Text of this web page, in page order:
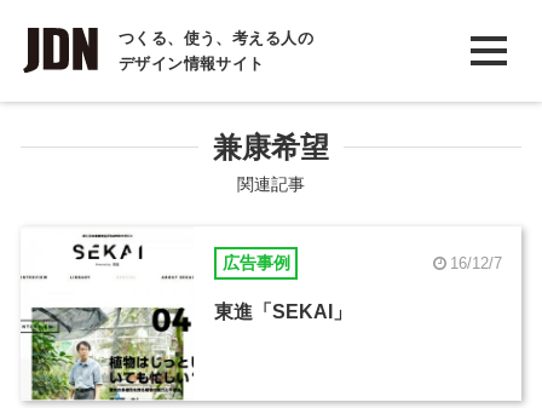
つくる、使う、考える人の
デザイン情報サイト
INTERVIEW
インタビュー
COLUMN
コラム
兼康希望
関連記事
広告事例 16/12/7
東進「SEKAI」